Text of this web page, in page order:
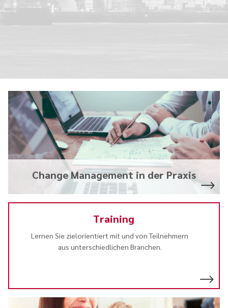
Change Management in der Praxis
Training
Lernen Sie zielorientiert mit und von Teilnehmern
aus unterschiedlichen Branchen.